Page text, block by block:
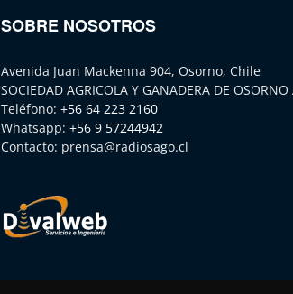
SOBRE NOSOTROS
Avenida Juan Mackenna 904, Osorno, Chile
SOCIEDAD AGRICOLA Y GANADERA DE OSORNO
Teléfono: +56 64 223 2160
Whatsapp: +56 9 57244942
Contacto: prensa@radiosago.cl